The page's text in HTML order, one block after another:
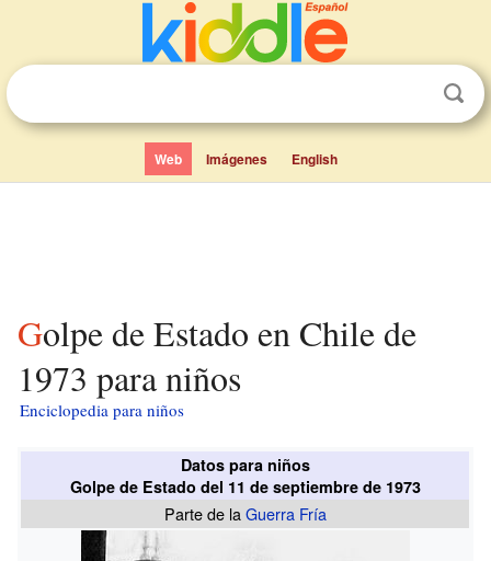
Web Imágenes English
Golpe de Estado en Chile de
1973 para niños
Enciclopedia para niños
Datos para niños
Golpe de Estado del 11 de septiembre de 1973
Parte de laGuerra Fría